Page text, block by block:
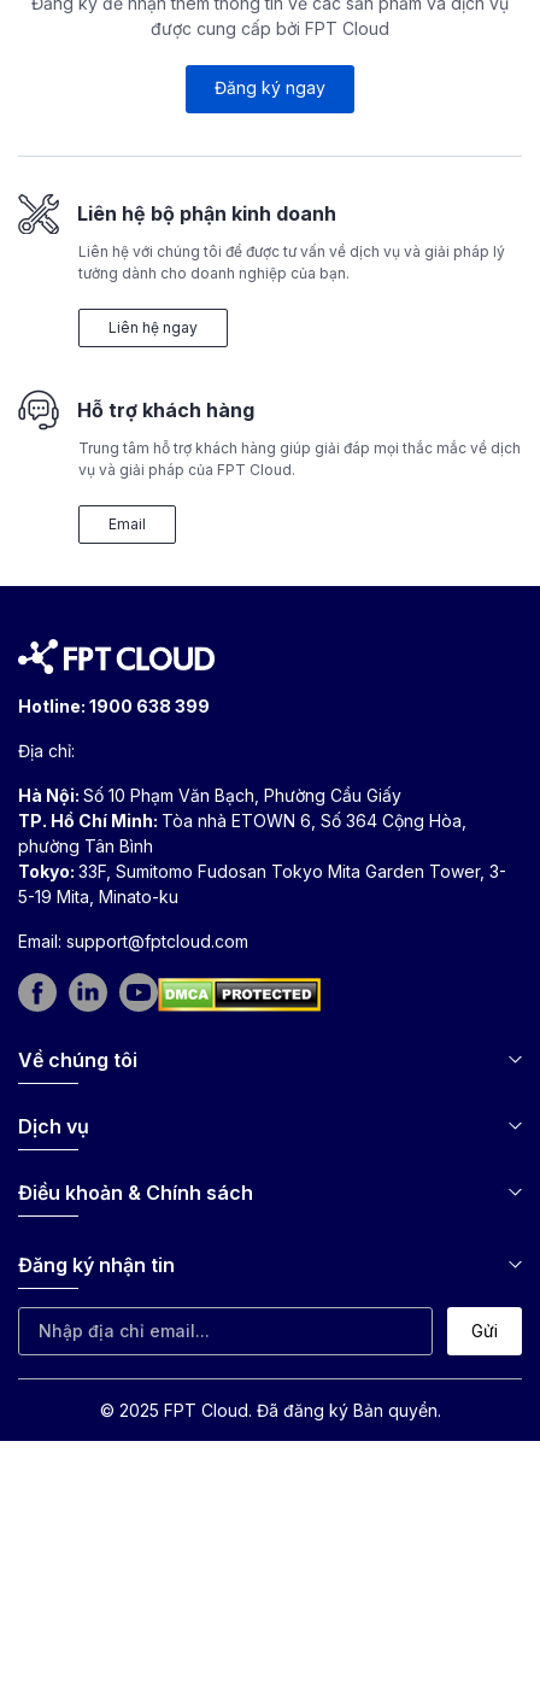
được cung cấp bởi FPT Cloud
Đăng ký ngay
Liên hệ bộ phận kinh doanh
Liên hệ với chúng tôi để được tư vấn về dịch vụ và giải pháp lý
tưởng dành cho doanh nghiệp của bạn.
Liên hệ ngay
Hỗ trợ khách hàng
Trung tâm hỗ trợ khách hàng giúp giải đáp mọi thắc mắc về dịch
vụ và giải pháp của FPT Cloud.
Email
Hotline: 1900 638 399
Địa chỉ:
Hà Nội: Số 10 Phạm Văn Bạch, Phường Cầu Giấy
TP. Hồ Chí Minh: Tòa nhà ETOWN 6, Số 364 Cộng Hòa,
phường Tân Bình
Tokyo: 33F, Sumitomo Fudosan Tokyo Mita Garden Tower, 3-
5-19 Mita, Minato-ku
Email: support@fptcloud.com
Về chúng tôi
Dịch vụ
Điều khoản & Chính sách
Đăng ký nhận tin
Gửi
© 2025 FPT Cloud. Đã đăng ký Bản quyền.